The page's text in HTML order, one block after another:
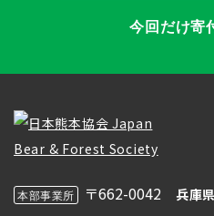
今回だけ寄
本部事業所 〒662-0042 兵庫